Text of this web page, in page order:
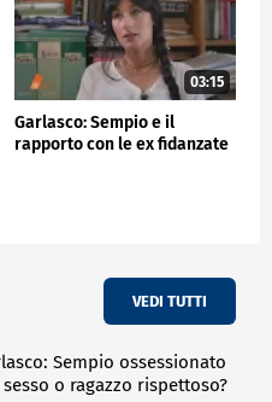
03:15
Garlasco: Sempio e il
rapporto con le ex fidanzate
VEDI TUTTI
Sempio ossessionato
o ragazzo rispettoso?